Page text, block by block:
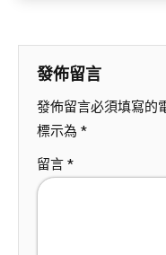
發佈留言
發佈留言必須填寫的
標示為 *
留言 *